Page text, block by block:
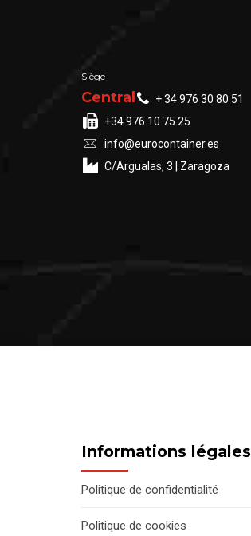
Siège
Central
+ 34 976 30 80 51
+34 976 10 75 25
info@eurocontainer.es
C/Argualas, 3 | Zaragoza
Informations légales
Politique de confidentialité
Politique de cookies